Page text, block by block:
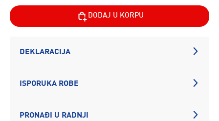
DODAJ U KORPU
DEKLARACIJA
ISPORUKA ROBE
PRONAĐI U RADNJI